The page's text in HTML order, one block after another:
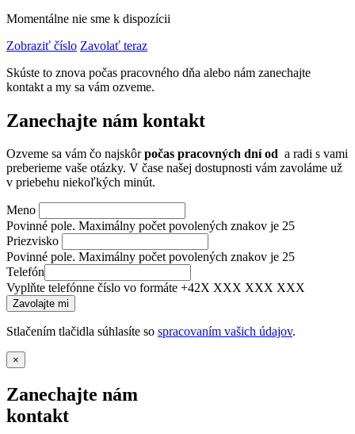
Momentálne nie sme k dispozícii
Zobraziť číslo Zavolať teraz
Skúste to znova počas pracovného dňa alebo nám zanechajte
kontakt a my sa vám ozveme.
Zanechajte nám kontakt
Ozveme sa vám čo najskôrpočas pracovných dní od a radi s vami
preberieme vaše otázky. V čase našej dostupnosti vám zavoláme už
v priebehu niekoľkých minút.
Meno
Povinné pole. Maximálny počet povolených znakov je 25
Priezvisko
Povinné pole. Maximálny počet povolených znakov je 25
Telefón
Vyplňte telefónne číslo vo formáte +42X XXX XXX XXX
Stlačením tlačidla súhlasíte so spracovaním vašich údajov.
×
Zanechajte nám
kontakt